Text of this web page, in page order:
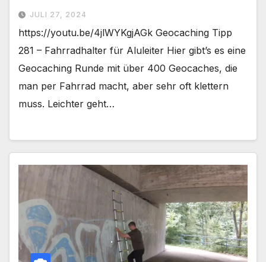
JULI 27, 2024
https://youtu.be/4jlWYKgjAGk Geocaching Tipp
281 – Fahrradhalter für Aluleiter Hier gibt’s es eine
Geocaching Runde mit über 400 Geocaches, die
man per Fahrrad macht, aber sehr oft klettern
muss. Leichter geht…